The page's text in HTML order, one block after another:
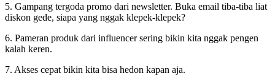
5. Gampang tergoda promo dari newsletter. Buka email tiba-tiba liat
diskon gede, siapa yang nggak klepek-klepek?
6. Pameran produk dari influencer sering bikin kita nggak pengen
kalah keren.
7. Akses cepat bikin kita bisa hedon kapan aja.